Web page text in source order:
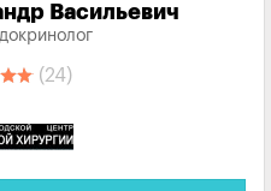
Васильевич
(24)